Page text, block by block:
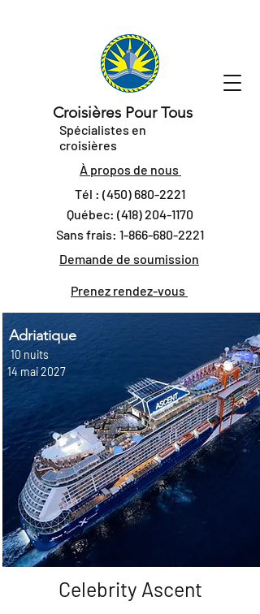
Croisières Pour Tous
Spécialistes en
croisières
À propos de nous
Tél : (450) 680-2221
Québec: (418) 204-1170
Sans frais: 1-866-680-2221
Demande de soumission
Prenez rendez-vous
Adriatique
10 nuits
14 mai 2027
Celebrity Ascent